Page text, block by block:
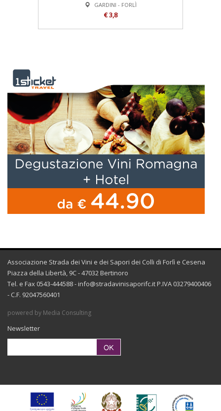
GARDINI - FORLÌ
€ 3,8
Associazione Strada dei Vini e dei Sapori dei Colli di Forlì e Cesena
Piazza della Libertà, 9C - 47032 Bertinoro
Tel. e Fax 0543-444588 - info@stradavinisaporifc.it P.IVA 03279400406
- C.F. 92047560401
powered by Media Consulting
Newsletter